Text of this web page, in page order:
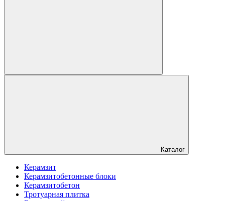
Каталог
Керамзит
Керамзитобетонные блоки
Керамзитобетон
Тротуарная плитка